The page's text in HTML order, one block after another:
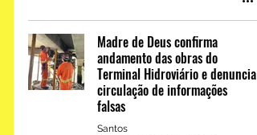
Madre de Deus confirma
andamento das obras do
Terminal Hidroviário e denuncia
circulação de informações
falsas
Santos